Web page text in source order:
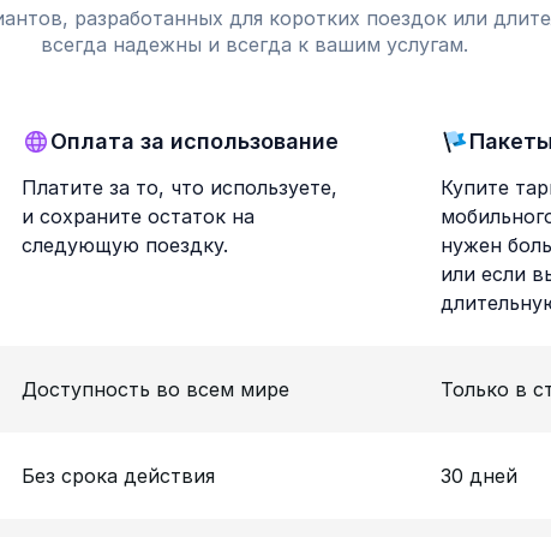
разработанных для коротких поездок или
всегда надежны и всегда к вашим услугам.
Оплата за использование
Платите за то, что используете,
и сохраните остаток на
следующую поездку.
Купите
нужен
или если
Доступность во всем мире Только в
Без срока действия 30 дней